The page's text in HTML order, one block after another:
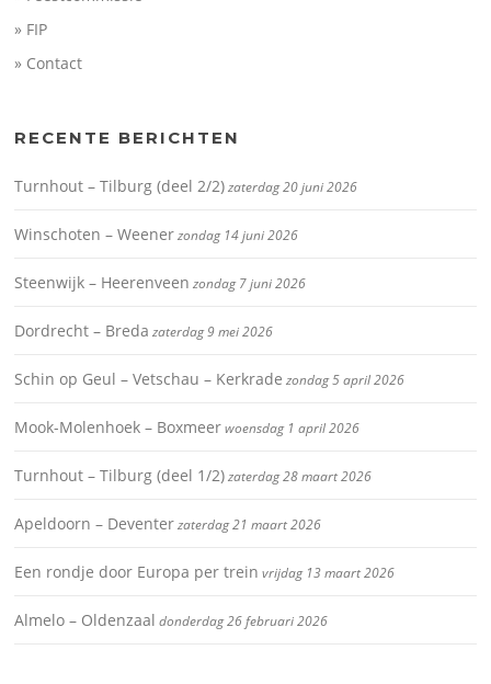
» FIP
» Contact
RECENTE BERICHTEN
Turnhout – Tilburg (deel 2/2)zaterdag 20 juni 2026
Winschoten – Weenerzondag 14 juni 2026
Steenwijk – Heerenveen zondag 7 juni 2026
Dordrecht – Breda zaterdag 9 mei 2026
Schin op Geul – Vetschau – Kerkrade zondag 5 april 2026
Mook-Molenhoek – Boxmeerwoensdag 1 april 2026
Turnhout – Tilburg (deel 1/2)zaterdag 28 maart 2026
Apeldoorn – Deventerzaterdag 21 maart 2026
Een rondje door Europa per trein vrijdag 13 maart 2026
Almelo – Oldenzaal donderdag 26 februari 2026